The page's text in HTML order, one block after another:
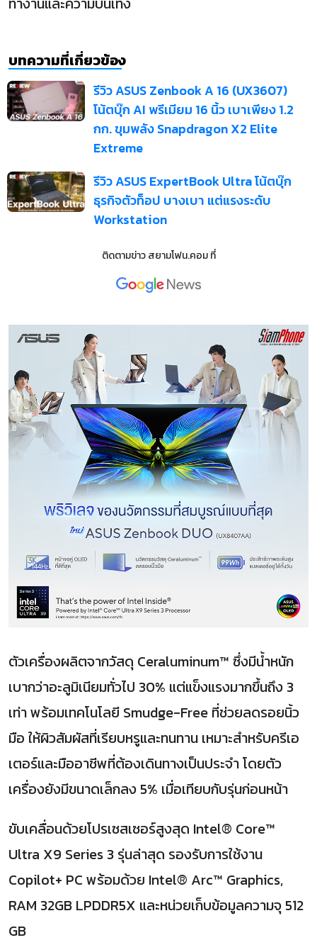
บทความที่เกี่ยวข้อง
รีวิว ASUS Zenbook A 16 (UX3607)
โน้ตบุ๊ก AI พรีเมียม 16 นิ้ว เบาเพียง 1.2
กก. ขุมพลัง Snapdragon X2 Elite
Extreme
รีวิว ASUS ExpertBook Ultra โน้ตบุ๊ก
ธุรกิจตัวท็อป บางเบา แต่แรงระดับ
Workstation
ติดตามข่าวสยามโฟน.คอมที่
ตัวเครื่องผลิตจากวัสดุ Ceraluminum™ ซึ่งมีน้ำหนัก
เบากว่าอะลูมิเนียมทั่วไป 30% แต่แข็งแรงมากขึ้นถึง 3
เท่า พร้อมเทคโนโลยี Smudge-Free ที่ช่วยลดรอยนิ้ว
มือ ให้ผิวสัมผัสที่เรียบหรูและทนทาน เหมาะสำหรับครีเอ
เตอร์และมืออาชีพที่ต้องเดินทางเป็นประจำ โดยตัว
เครื่องยังมีขนาดเล็กลง 5% เมื่อเทียบกับรุ่นก่อนหน้า
ขับเคลื่อนด้วยโปรเซสเซอร์สูงสุด Intel® Core™
Ultra X9 Series 3 รุ่นล่าสุด รองรับการใช้งาน
Copilot+ PC พร้อมด้วย Intel® Arc™ Graphics,
RAM 32GB LPDDR5X และหน่วยเก็บข้อมูลความจุ 512
GB